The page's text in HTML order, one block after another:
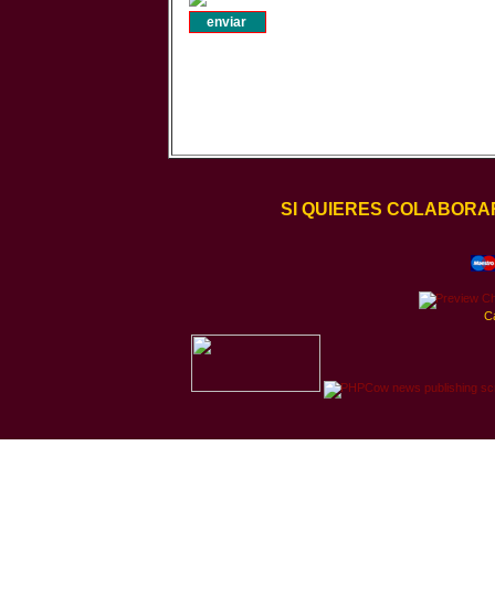
SI QUIERES